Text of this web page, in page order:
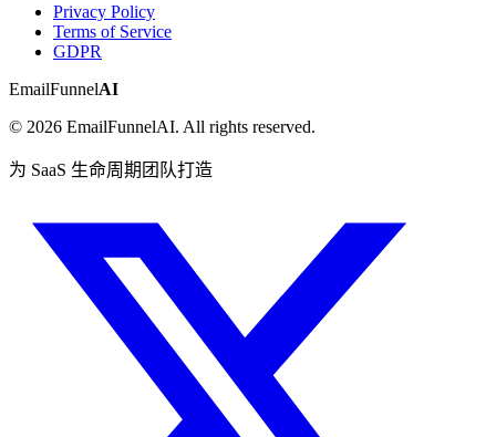
Privacy Policy
Terms of Service
GDPR
EmailFunnelAI
© 2026 EmailFunnelAI. All rights reserved.
为 SaaS 生命周期团队打造